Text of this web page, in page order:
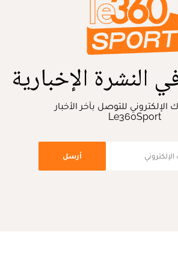
النشرة الإخبارية
الإلكتروني للتوصل بآخر الأخبار
Le360Sport
أرسل